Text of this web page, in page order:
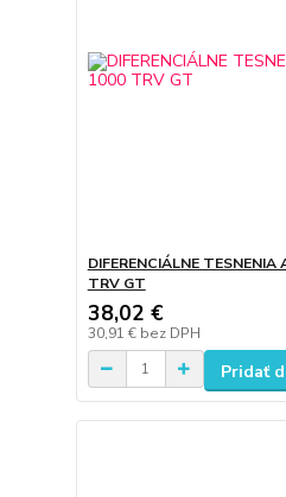
DIFERENCIÁLNE
TRV GT
38,02 €
30,91 € bez DPH
Pridať